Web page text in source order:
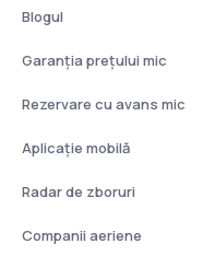
Blogul
Garanția prețului mic
Rezervare cu avans mic
Aplicație mobilă
Radar de zboruri
Companii aeriene